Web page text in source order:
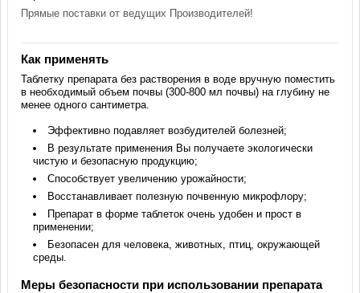
Прямые поставки от ведущих Производителей!
Как применять
Таблетку препарата без растворения в воде вручную поместить
в необходимый объем почвы (300-800 мл почвы) на глубину не
менее одного сантиметра.
Эффективно подавляет возбудителей болезней;
В результате применения Вы получаете экологически
чистую и безопасную продукцию;
Способствует увеличению урожайности;
Восстанавливает полезную почвенную микрофлору;
Препарат в форме таблеток очень удобен и прост в
применении;
Безопасен для человека, животных, птиц, окружающей
среды.
Меры безопасности при использовании препарата